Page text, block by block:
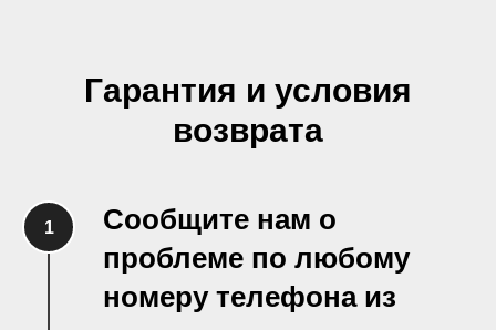
Гарантия и условия
возврата
Сообщите нам о
проблеме по любому
номеру телефона из